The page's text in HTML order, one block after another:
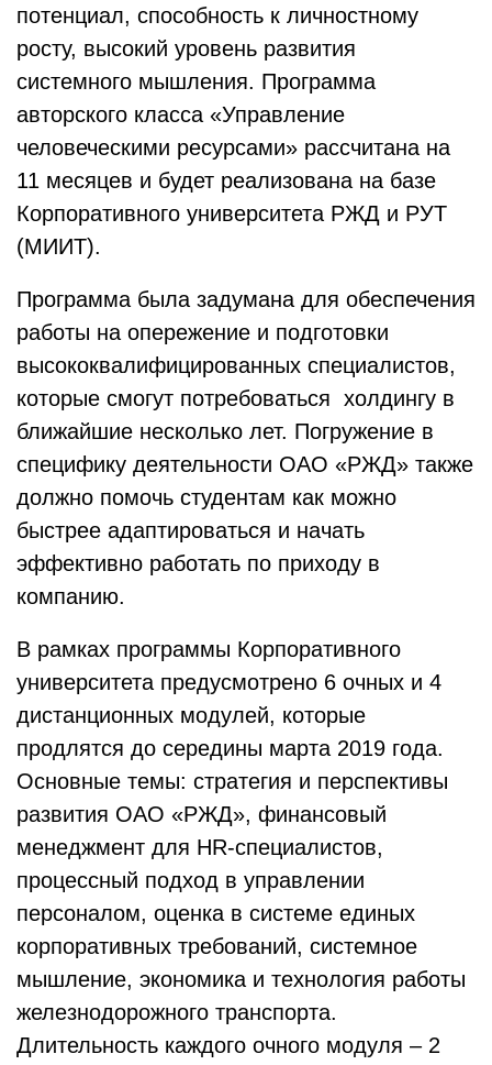
потенциал, способность к личностному
росту, высокий уровень развития
системного мышления. Программа
авторского класса «Управление
человеческими ресурсами» рассчитана на
11 месяцев и будет реализована на базе
Корпоративного университета РЖД и РУТ
(МИИТ).
Программа была задумана для обеспечения
работы на опережение и подготовки
высококвалифицированных специалистов,
которые смогут потребоваться холдингу в
ближайшие несколько лет. Погружение в
специфику деятельности ОАО «РЖД» также
должно помочь студентам как можно
быстрее адаптироваться и начать
эффективно работать по приходу в
компанию.
В рамках программы Корпоративного
университета предусмотрено 6 очных и 4
дистанционных модулей, которые
продлятся до середины марта 2019 года.
Основные темы: стратегия и перспективы
развития ОАО «РЖД», финансовый
менеджмент для HR-специалистов,
процессный подход в управлении
персоналом, оценка в системе единых
корпоративных требований, системное
мышление, экономика и технология работы
железнодорожного транспорта.
Длительность каждого очного модуля – 2